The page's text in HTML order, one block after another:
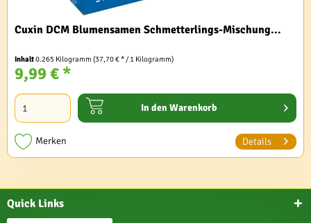
Cuxin DCM Blumensamen Schmetterlings-Mischung...
Inhalt0.265 Kilogramm(37,70 € * / 1 Kilogramm)
9,99 € *
In den Warenkorb
Merken Details
Quick Links